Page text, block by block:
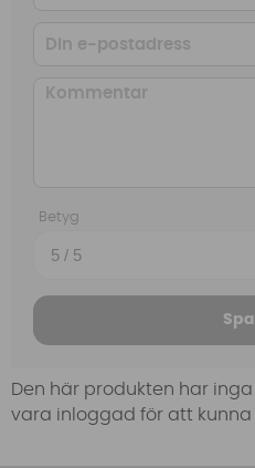
Betyg
Den här produkten har
vara inloggad för att kunna